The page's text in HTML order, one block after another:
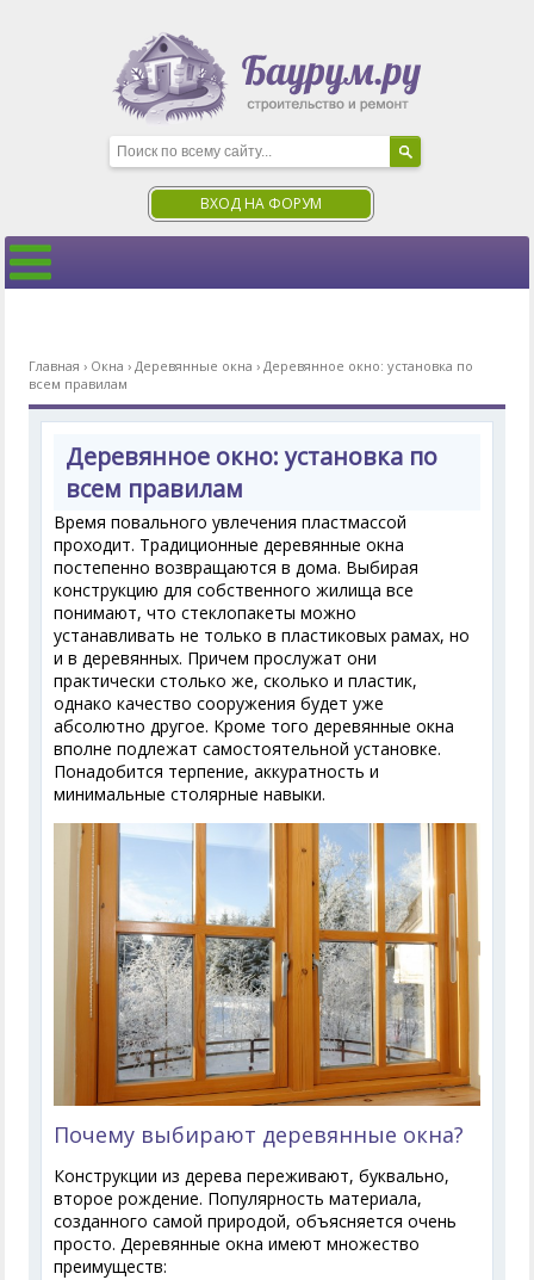
ВХОД НА ФОРУМ
Главная › Окна ›Деревянные окна ›Деревянное окно: установка по
всем правилам
Деревянное окно: установка по
всем правилам
Время повального увлечения пластмассой
проходит. Традиционные деревянные окна
постепенно возвращаются в дома. Выбирая
конструкцию для собственного жилища все
понимают, что стеклопакеты можно
устанавливать не только в пластиковых рамах, но
и в деревянных. Причем прослужат они
практически столько же, сколько и пластик,
однако качество сооружения будет уже
абсолютно другое. Кроме того деревянные окна
вполне подлежат самостоятельной установке.
Понадобится терпение, аккуратность и
минимальные столярные навыки.
Почему выбирают деревянные окна?
Конструкции из дерева переживают, буквально,
второе рождение. Популярность материала,
созданного самой природой, объясняется очень
просто. Деревянные окна имеют множество
преимуществ: